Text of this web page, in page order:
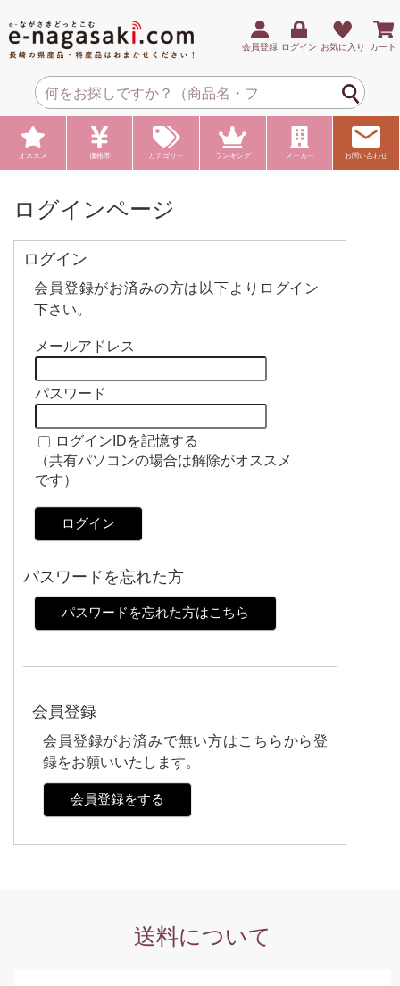
会員登録 ログイン お気に入り カート
オススメ 価格帯 カテゴリー ランキング メーカー お問い合わせ
ログインページ
ログイン
会員登録がお済みの方は以下よりログイン
下さい。
メールアドレス
パスワード
ログインIDを記憶する
（共有パソコンの場合は解除がオススメ
です）
ログイン
パスワードを忘れた方
パスワードを忘れた方はこちら
会員登録
会員登録がお済みで無い方はこちらから登
録をお願いいたします。
会員登録をする
送料について